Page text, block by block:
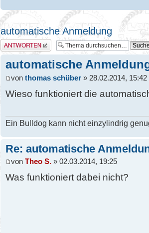
automatische Anmeldung
Antwort erstellen
automatische
von thomas schüber » 28.02.2014, 15:42
Wieso funktioniert die
Ein Bulldog kann nicht einzylindrig
Re: automatische
von Theo S. » 02.03.2014, 19:25
Was funktioniert dabei nicht?